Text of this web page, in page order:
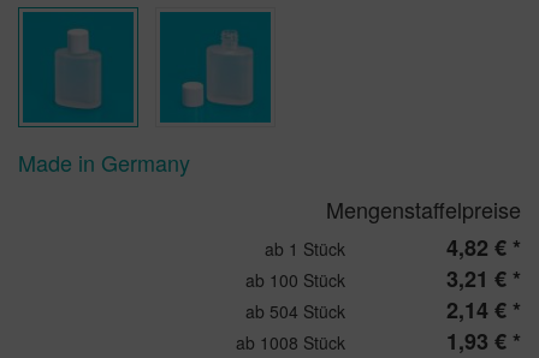
Made in Germany
Mengenstaffelpreise
ab 1 Stück 4,82 € *
ab 100 Stück 3,21 € *
ab 504 Stück 2,14 € *
ab 1008 Stück 1,93 € *